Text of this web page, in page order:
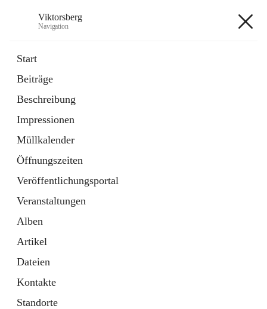
Viktorsberg
Navigation
Start
Beiträge
Beschreibung
Impressionen
Müllkalender
Öffnungszeiten
Veröffentlichungsportal
Veranstaltungen
Alben
Artikel
Dateien
Kontakte
Standorte
1 Schnellzugriff
Bürgerservice
10 Schnellzugriffe